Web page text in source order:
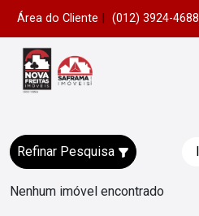
Área do Cliente (012) 3924-4688
Refinar Pesquisa
Nenhum imóvel encontrado